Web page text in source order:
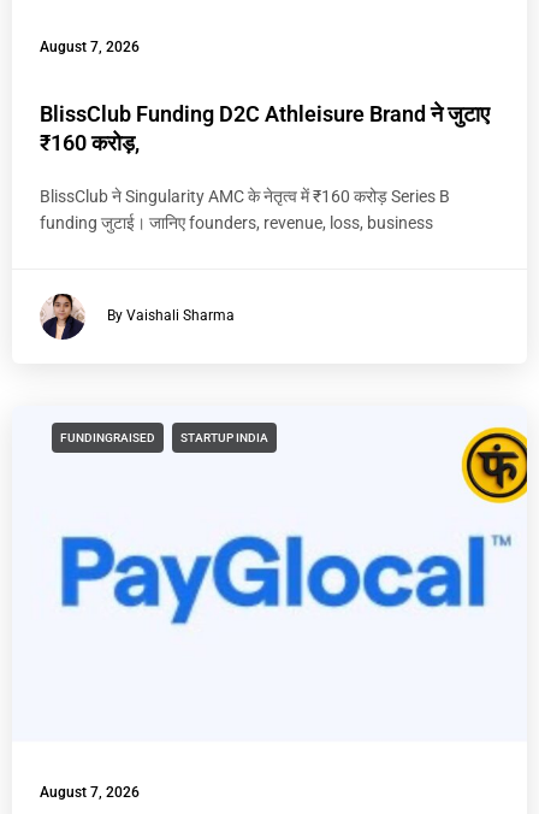
August 7, 2026
BlissClub Funding D2C Athleisure Brand ने जुटाए
₹160 करोड़,
BlissClub ने Singularity AMC के नेतृत्व में ₹160 करोड़ Series B
funding जुटाई। जानिए founders, revenue, loss, business
By Vaishali Sharma
FUNDINGRAISED STARTUP INDIA
August 7, 2026